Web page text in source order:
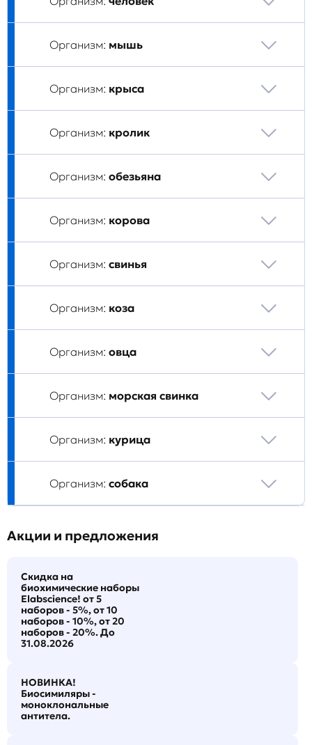
Организм: мышь
Организм: крыса
Организм: кролик
Организм: обезьяна
Организм: корова
Организм: свинья
Организм: коза
Организм: овца
Организм: морская свинка
Организм: курица
Организм: собака
Акции и предложения
Скидка на
биохимические наборы
Elabscience! от 5
наборов - 5%, от 10
наборов - 10%, от 20
наборов - 20%. До
31.08.2026
НОВИНКА!
Биосимиляры -
моноклональные
антитела.